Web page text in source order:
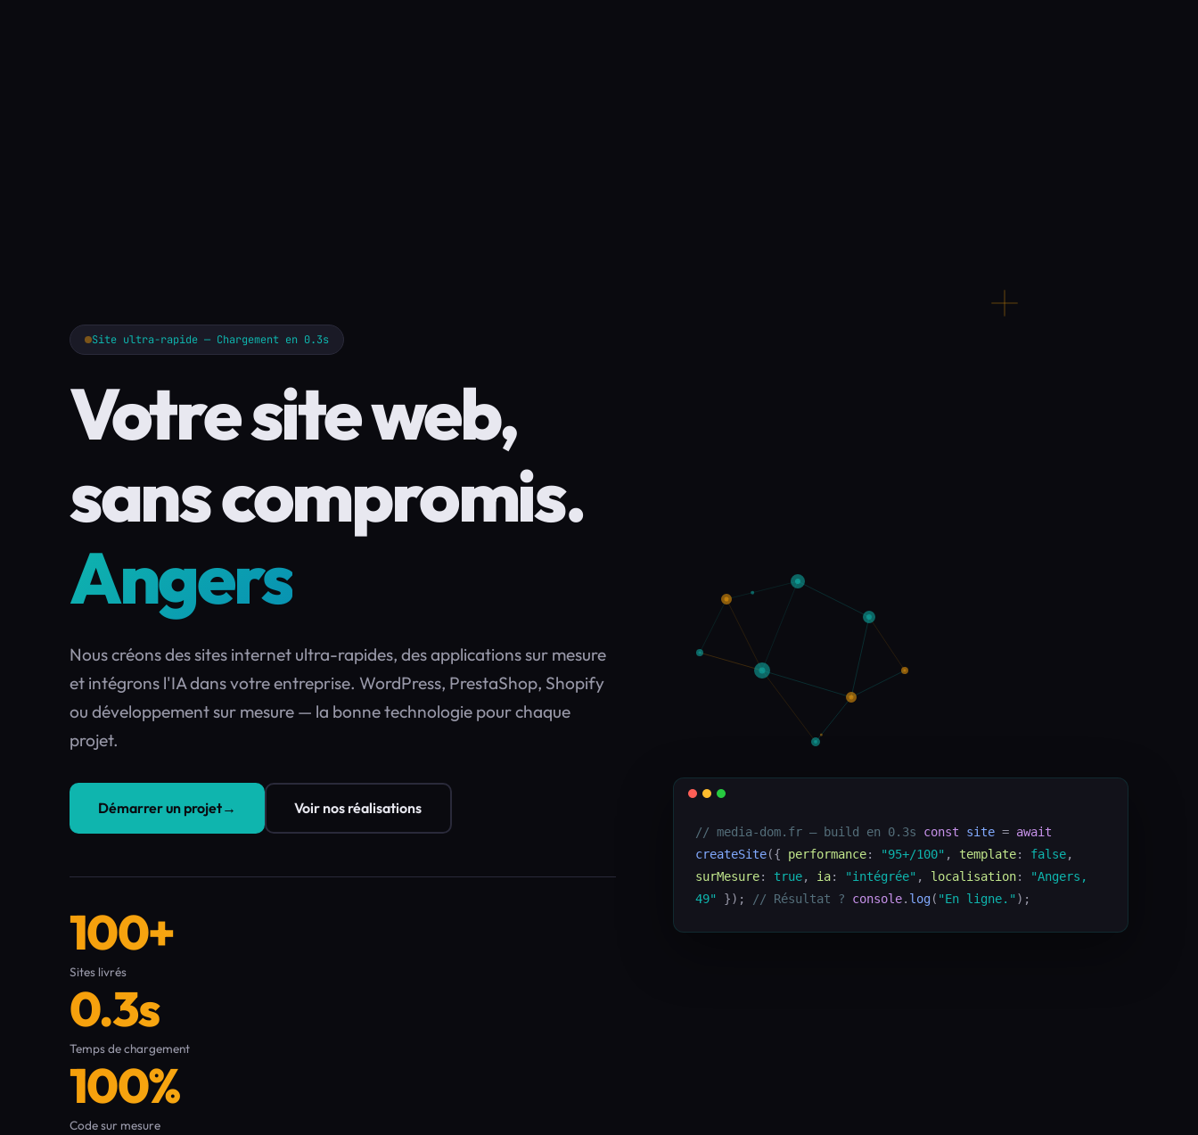
Site ultra-rapide — Chargement en 0.3s
Votre site web,
sans compromis.
Angers
Nous créons des sites internet ultra-rapides, des applications sur mesure
et intégrons l'IA dans votre entreprise. WordPress, PrestaShop, Shopify
ou développement sur mesure — la bonne technologie pour chaque
projet.
Démarrer un projet→ Voir nos réalisations
100+
Sites livrés
0.3s
Temps de chargement
100%
Code sur mesure
// media-dom.fr — build en 0.3s const site = await
createSite({ performance: "95+/100" ,template: false,
surMesure: true, ia: "intégrée" , localisation:
"Angers,
49"
}); // Résultat ? console. log( "En ligne." );